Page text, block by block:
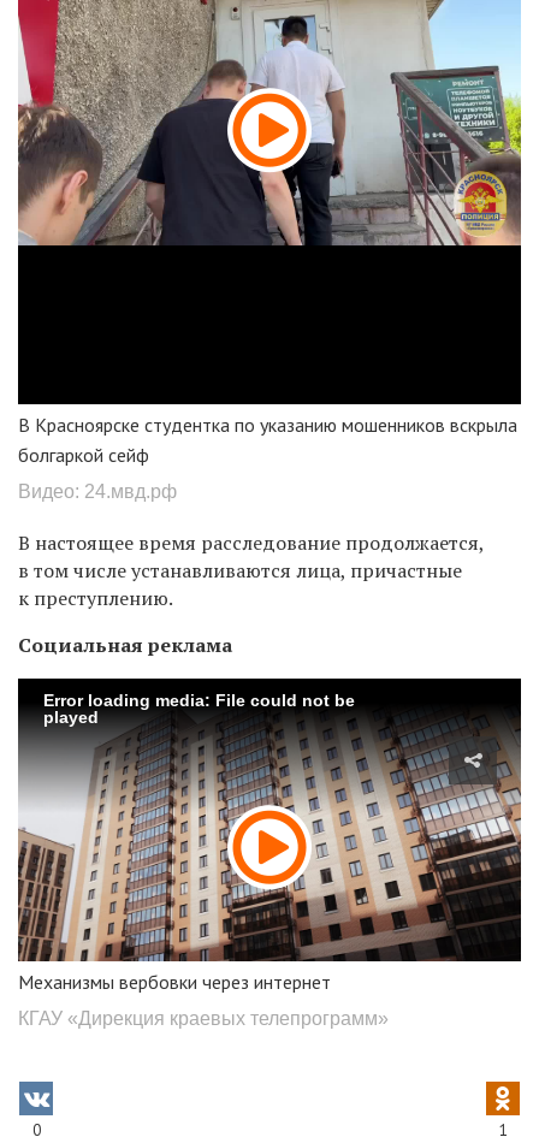
В Красноярске студентка по указанию мошенников вскрыла
болгаркой сейф
Видео: 24.мвд.рф
В настоящее время расследование продолжается,
в том числе устанавливаются лица, причастные
к преступлению.
Социальная реклама
Error loading media: File could not be
played
Механизмы вербовки через интернет
КГАУ «Дирекция краевых телепрограмм»
0 1